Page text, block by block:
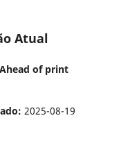
Atual
of print
2025-08-19